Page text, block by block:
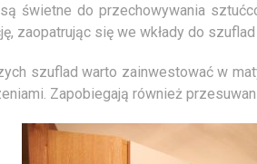
świetne do przechowywania
zaopatrując się we wkłady do szuflad
szuflad warto zainwestować w
Zapobiegają również